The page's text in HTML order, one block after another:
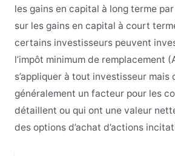
les gains en capital à long terme
sur les gains en capital à court
certains investisseurs peuvent
l’impôt minimum de remplacement
s’appliquer à tout investisseur mais
généralement un facteur pour les
détaillent ou qui ont une valeur
des options d’achat d’actions